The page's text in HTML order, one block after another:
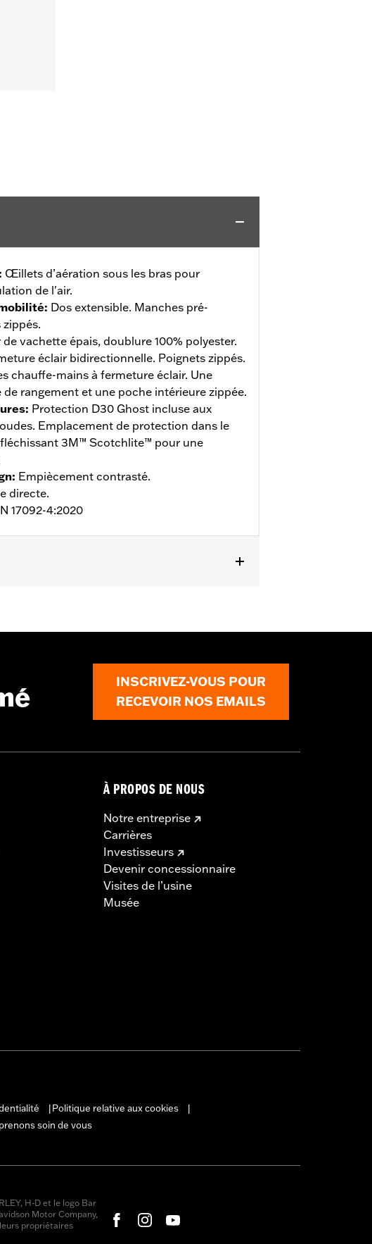
: Œillets d’aération sous les bras pour
de l'air.
: Dos extensible. Manches pré-
de vachette épais, doublure 100% polyester.
éclair bidirectionnelle. Poignets zippés.
chauffe-mains à fermeture éclair. Une
rangement et une poche intérieure zippée.
: Protection D30 Ghost incluse aux
Emplacement de protection dans le
3M™ Scotchlite™ pour une
: Empiècement contrasté.
directe.
17092-4:2020
INSCRIVEZ-VOUS POUR
RECEVOIR NOS EMAILS
À PROPOS DE NOUS
Notre entreprise
Carrières
Investisseurs
Devenir concessionnaire
Visites de l’usine
Musée
Politique relative aux cookies
soin de vous
H-D et le logo Bar
Motor Company,
propriétaires